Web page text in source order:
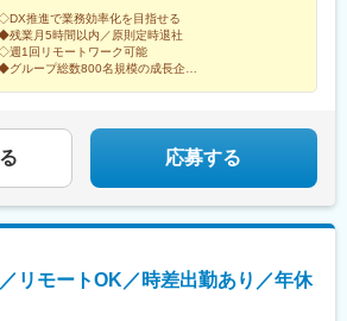
推進で業務効率化を目指せる
残業月5時間以内／原則定時退社
週1回リモートワーク可能
グループ総数800名規模の成長企業
応募する
リモートOK／時差出勤あり／年休